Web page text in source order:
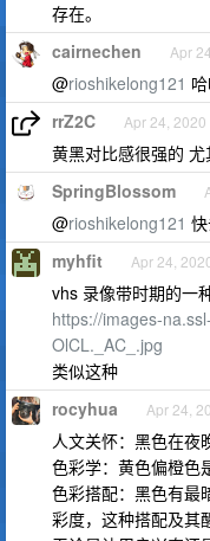
存在。
cairnechen Apr
@rioshikelong121
rrZ2C Apr 24, 2020
黄黑对比感很强的
SpringBlossom
@rioshikelong121
myhfit Apr 24,
vhs 录像带时期的一
https://images-
OlCL._AC_.jpg
类似这种
rocyhua Apr 24,
人文关怀：黑色在夜
色彩学：黄色偏橙色
色彩搭配：黑色有最
彩度，这种搭配及其